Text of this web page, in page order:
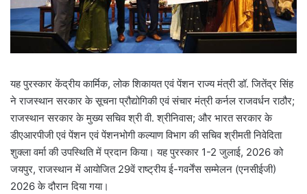
यह पुरस्कार केंद्रीय कार्मिक, लोक शिकायत एवं पेंशन राज्य मंत्री डॉ. जितेंद्र सिंह
ने राजस्थान सरकार के सूचना प्रौद्योगिकी एवं संचार मंत्री कर्नल राजवर्धन राठौर;
राजस्थान सरकार के मुख्य सचिव श्री वी. श्रीनिवास; और भारत सरकार के
डीएआरपीजी एवं पेंशन एवं पेंशनभोगी कल्याण विभाग की सचिव श्रीमती निवेदिता
शुक्ला वर्मा की उपस्थिति में प्रदान किया। यह पुरस्‍कार 1-2 जुलाई, 2026 को
जयपुर, राजस्थान में आयोजित 29वें राष्ट्रीय ई-गवर्नेंस सम्मेलन (एनसीईजी)
2026 के दौरान दिया गया।